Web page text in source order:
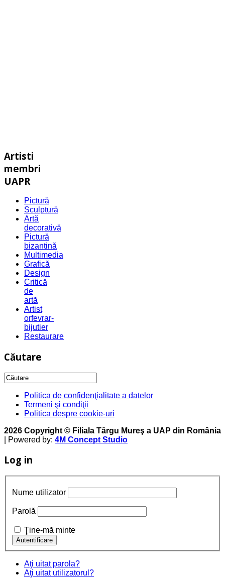
Artisti
membri
UAPR
Pictură
Sculptură
Artă
decorativă
Pictură
bizantină
Multimedia
Grafică
Design
Critică
de
artă
Artist
orfevrar-
bijutier
Restaurare
Căutare
Politica de confidenţialitate a datelor
Termeni şi condiţii
Politica despre cookie-uri
2026 Copyright © Filiala Târgu Mureş a UAP din România
| Powered by: 4M Concept Studio
Log in
Nume utilizator
Parolă
Ţine-mă minte
Aţi uitat parola?
Aţi uitat utilizatorul?